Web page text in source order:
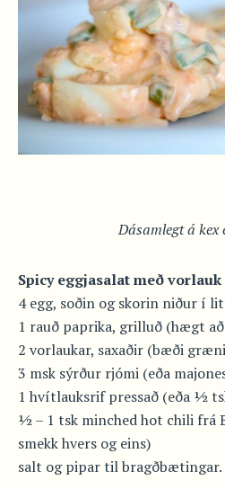
Dásamlegt á kex
Spicy eggjasalat með
4 egg, soðin og skorin niður í
1 rauð paprika, grilluð (hægt
2 vorlaukar, saxaðir (bæði
3 msk sýrður rjómi (eða
1 hvítlauksrif pressað (eða ½
½ – 1 tsk minched hot chili frá
smekk hvers og eins)
salt og pipar til bragðbætingar.